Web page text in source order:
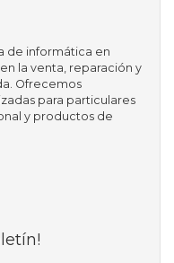
de informática en
la venta, reparación y
Ofrecemos
para particulares
y productos de